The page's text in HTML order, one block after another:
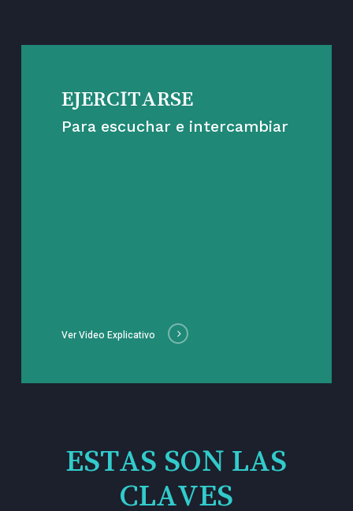
EJERCITARSE
Para escuchar e intercambiar
Ver Video Explicativo
ESTAS SON LAS
CLAVES